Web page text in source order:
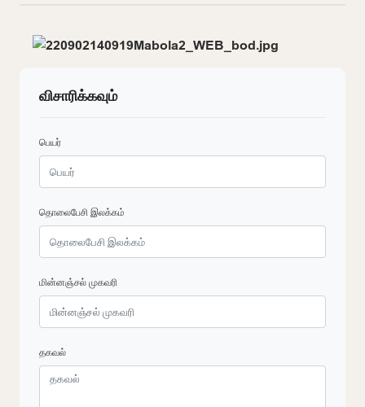
விசாரிக்கவும்
பெயர்
தொலைபேசி இலக்கம்
மின்னஞ்சல் முகவரி
தகவல்